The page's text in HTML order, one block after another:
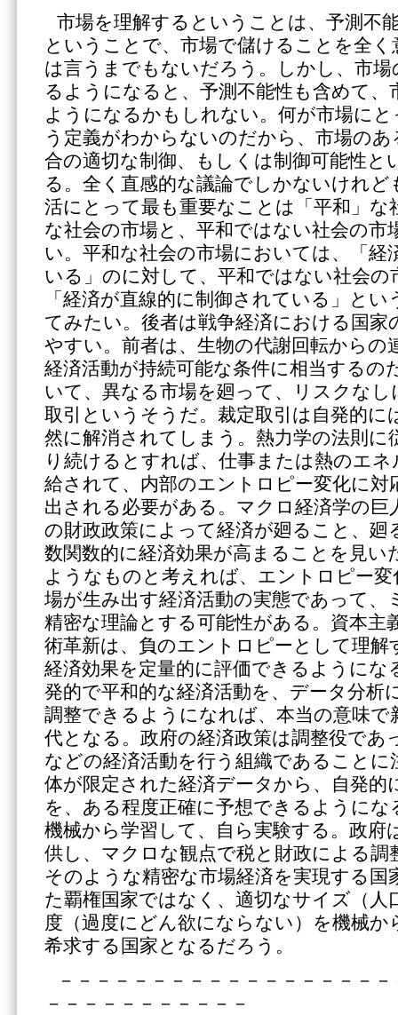
市場を理解するということは、予測不
ということで、市場で儲けることを全
は言うまでもないだろう。しかし、市
るようになると、予測不能性も含めて、
ようになるかもしれない。何が市場に
う定義がわからないのだから、市場の
合の適切な制御、もしくは制御可能性と
る。全く直感的な議論でしかないけれ
活にとって最も重要なことは「平和」な
な社会の市場と、平和ではない社会の市
い。平和な社会の市場においては、「経
いる」のに対して、平和ではない社会の
「経済が直線的に制御されている」と
てみたい。後者は戦争経済における国家
やすい。前者は、生物の代謝回転からの
経済活動が持続可能な条件に相当するの
いて、異なる市場を廻って、リスクな
取引というそうだ。裁定取引は自発的に
然に解消されてしまう。熱力学の法則に
り続けるとすれば、仕事または熱のエ
給されて、内部のエントロピー変化に対
出される必要がある。マクロ経済学の巨
の財政政策によって経済が廻ること、廻
数関数的に経済効果が高まることを見い
ようなものと考えれば、エントロピー
場が生み出す経済活動の実態であって、
精密な理論とする可能性がある。資本主
術革新は、負のエントロピーとして理解
経済効果を定量的に評価できるようにな
発的で平和的な経済活動を、データ分析
調整できるようになれば、本当の意味で
代となる。政府の経済政策は調整役であ
などの経済活動を行う組織であることに
体が限定された経済データから、自発的
を、ある程度正確に予想できるようにな
機械から学習して、自ら実験する。政府
供し、マクロな観点で税と財政による調
そのような精密な市場経済を実現する国
た覇権国家ではなく、適切なサイズ（人
度（過度にどん欲にならない）を機械か
希求する国家となるだろう。
－－－－－－－－－－－－－－－－－
－－－－－－－－－－－